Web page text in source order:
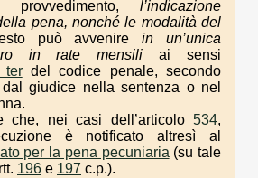
l’indicazione
pena, nonché le modalità del
può avvenirein un’unica
in rate mensili ai sensi
terdel codice penale, secondo
giudice nella sentenza o nel
che, nei casi dell’articolo 534,
è notificato altresì al
per la pena pecuniaria (su tale
196 e 197 c.p.).